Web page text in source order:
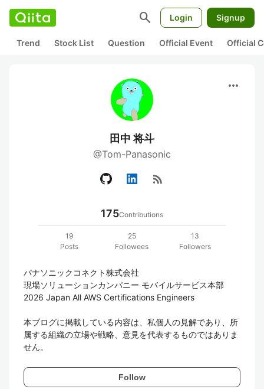
search Login Signup
Trend Stock List Question Official Event Official
more_horiz
田中 将斗
@Tom-Panasonic
rss_feed
175Contributions
19
Posts
25
Followees
13
Followers
パナソニックコネクト株式会社
現場ソリューションカンパニー モバイルサービス本部
2026 Japan All AWS Certifications Engineers
本ブログに掲載している内容は、私個人の見解であり、所
属する組織の立場や戦略、意見を代表するものではありま
せん。
Follow